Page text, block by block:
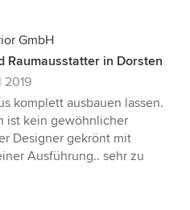
GmbH
Raumausstatter in Dorsten
2019
komplett ausbauen lassen.
ist kein gewöhnlicher
Designer gekrönt mit
Ausführung.. sehr zu